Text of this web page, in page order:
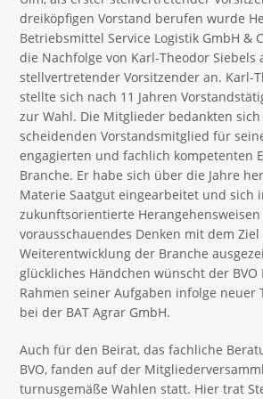
dreiköpfigen Vorstand berufen wurde
Betriebsmittel Service Logistik GmbH &
die Nachfolge von Karl-Theodor Siebels
stellvertretender Vorsitzender an. Karl-
stellte sich nach 11 Jahren
zur Wahl. Die Mitglieder bedankten
scheidenden Vorstandsmitglied für
engagierten und fachlich kompetenten
Branche. Er habe sich über die Jahre
Materie Saatgut eingearbeitet und sich
zukunftsorientierte
vorausschauendes Denken mit dem
Weiterentwicklung der Branche
glückliches Händchen wünscht der BVO
Rahmen seiner Aufgaben infolge neuer
bei der BAT Agrar GmbH.
Auch für den Beirat, das fachliche
BVO, fanden auf der
turnusgemäße Wahlen statt. Hier trat